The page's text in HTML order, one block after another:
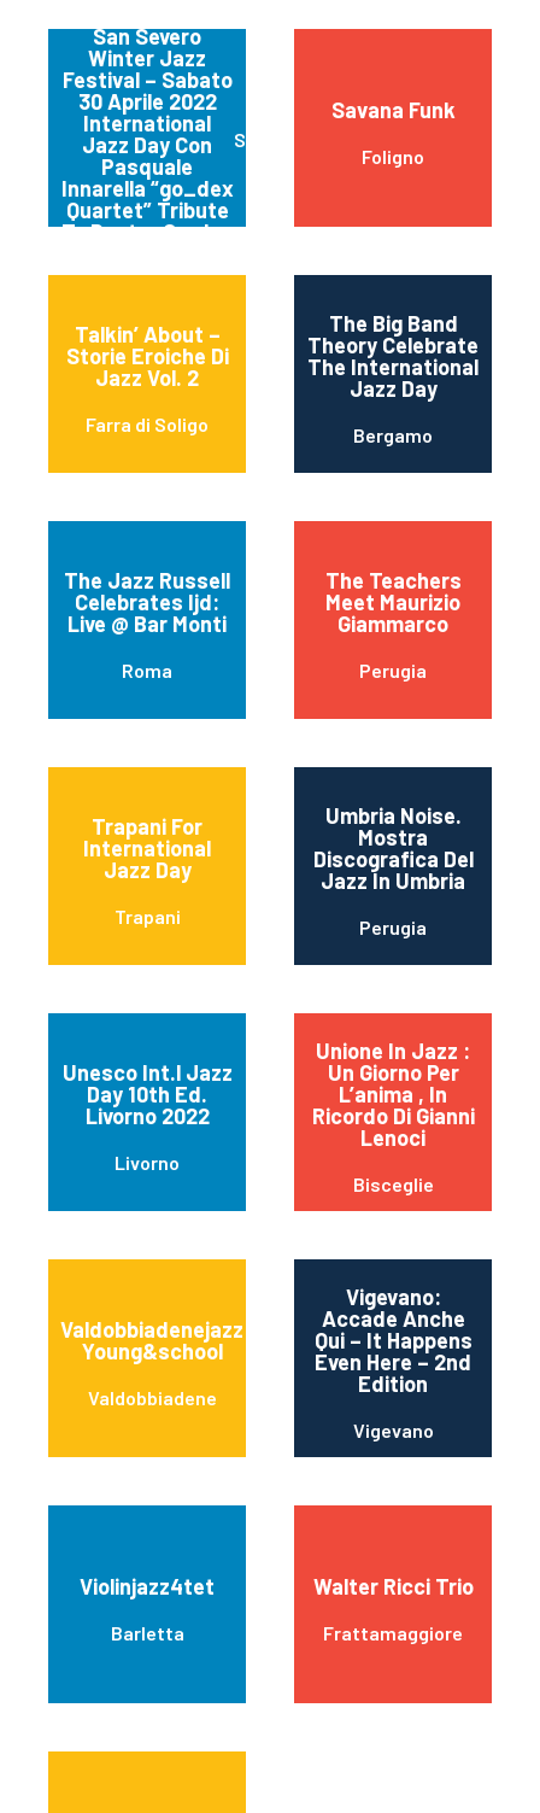
San Severo
Winter Jazz
Festival – Sabato
30 Aprile 2022
International
Jazz Day Con
Pasquale
Innarella “go_dex
Quartet” Tribute
To Dexter Gordon
San Severo Fg
Savana Funk
Foligno
Talkin’ About –
Storie Eroiche Di
Jazz Vol. 2
Farra di Soligo
The Big Band
Theory Celebrate
The International
Jazz Day
Bergamo
The Jazz Russell
Celebrates Ijd:
Live @ Bar Monti
Roma
The Teachers
Meet Maurizio
Giammarco
Perugia
Trapani For
International
Jazz Day
Trapani
Umbria Noise.
Mostra
Discografica Del
Jazz In Umbria
Perugia
Unesco Int.l Jazz
Day 10th Ed.
Livorno 2022
Livorno
Unione In Jazz :
Un Giorno Per
L’anima , In
Ricordo Di Gianni
Lenoci
Bisceglie
Valdobbiadenejazz
Young&school
Valdobbiadene
Vigevano:
Accade Anche
Qui – It Happens
Even Here – 2nd
Edition
Vigevano
Violinjazz4tet
Barletta
Walter Ricci Trio
Frattamaggiore